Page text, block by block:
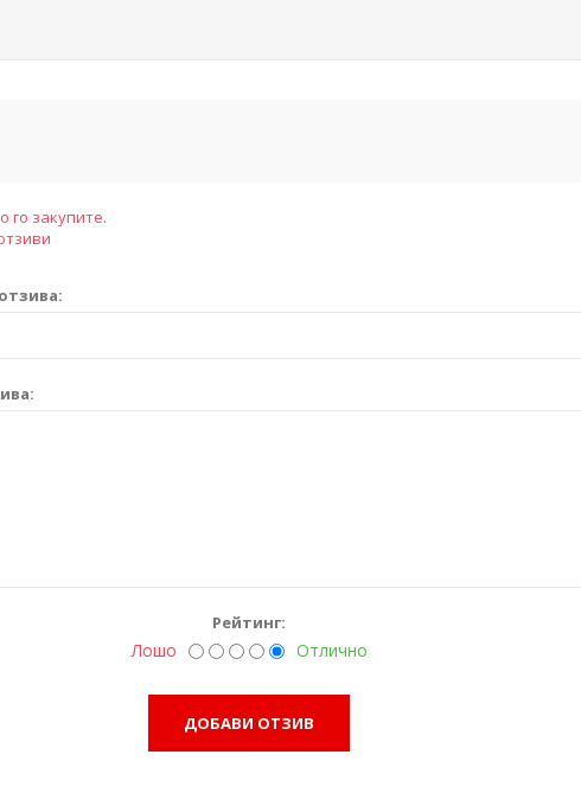
го закупите.
Рейтинг:
Лошо Отлично